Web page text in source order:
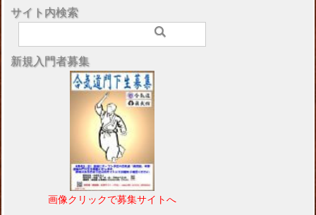
サイト内検索
新規入門者募集
画像クリックで募集サイトへ